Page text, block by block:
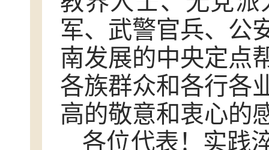
军、武警官兵、公
南发展的中央定点
各族群众和各行各
高的敬意和衷心的
各位代表！实践